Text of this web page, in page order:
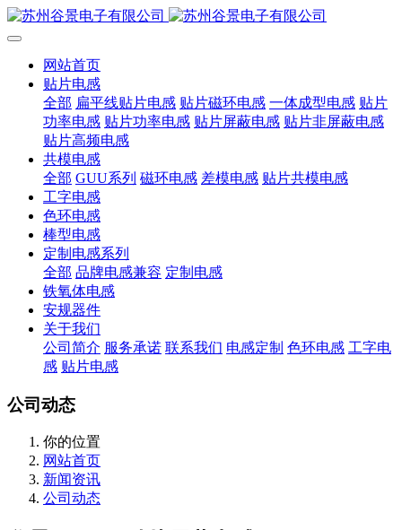
网站首页
贴片电感
全部 扁平线贴片电感 贴片磁环电感 一体成型电感 贴片
功率电感 贴片功率电感 贴片屏蔽电感 贴片非屏蔽电感
贴片高频电感
共模电感
全部 GUU系列 磁环电感 差模电感 贴片共模电感
工字电感
色环电感
棒型电感
定制电感系列
全部 品牌电感兼容 定制电感
铁氧体电感
安规器件
关于我们
公司简介 服务承诺 联系我们 电感定制 色环电感 工字电
感 贴片电感
公司动态
你的位置
网站首页
新闻资讯
公司动态